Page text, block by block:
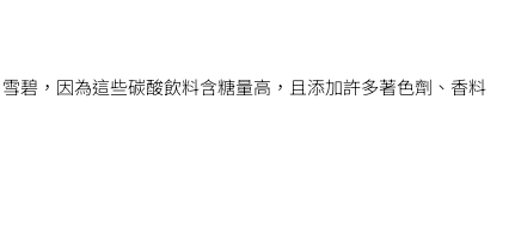
碧，因為這些碳酸飲料含糖量高，且添加許多著色劑、香料